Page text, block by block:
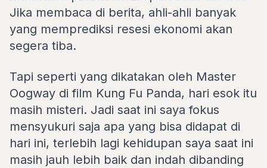
Jika membaca di berita, ahli-ahli banyak
yang memprediksi resesi ekonomi akan
segera tiba.
Tapi seperti yang dikatakan oleh Master
Oogway di film Kung Fu Panda, hari esok itu
masih misteri. Jadi saat ini saya fokus
mensyukuri saja apa yang bisa didapat di
hari ini, terlebih lagi kehidupan saya saat ini
masih jauh lebih baik dan indah dibanding